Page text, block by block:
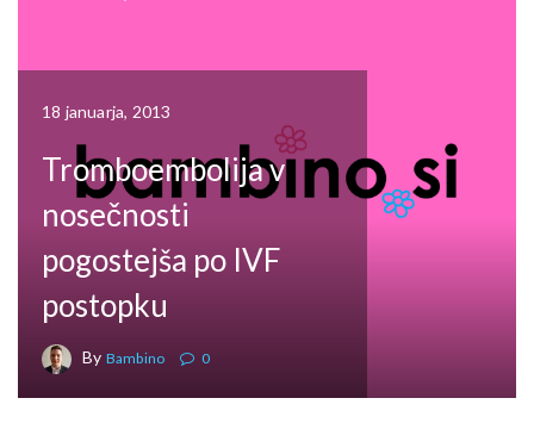
18 januarja, 2013
Tromboembolija v
nosečnosti
pogostejša po IVF
postopku
By Bambino 0